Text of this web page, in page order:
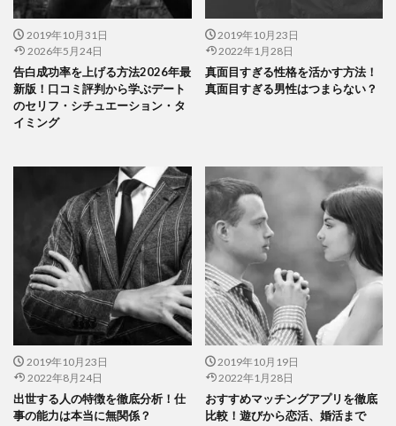
2019年10月31日
2026年5月24日
告白成功率を上げる方法2026年最
新版！口コミ評判から学ぶデート
のセリフ・シチュエーション・タ
イミング
2019年10月23日
2022年1月28日
真面目すぎる性格を活かす方法！
真面目すぎる男性はつまらない？
2019年10月23日
2022年8月24日
出世する人の特徴を徹底分析！仕
事の能力は本当に無関係？
2019年10月19日
2022年1月28日
おすすめマッチングアプリを徹底
比較！遊びから恋活、婚活まで